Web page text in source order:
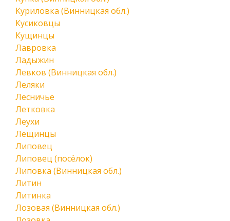
Куриловка (Винницкая обл.)
Кусиковцы
Кущинцы
Лавровка
Ладыжин
Левков (Винницкая обл.)
Леляки
Лесничье
Летковка
Леухи
Лещинцы
Липовец
Липовец (посёлок)
Липовка (Винницкая обл.)
Литин
Литинка
Лозовая (Винницкая обл.)